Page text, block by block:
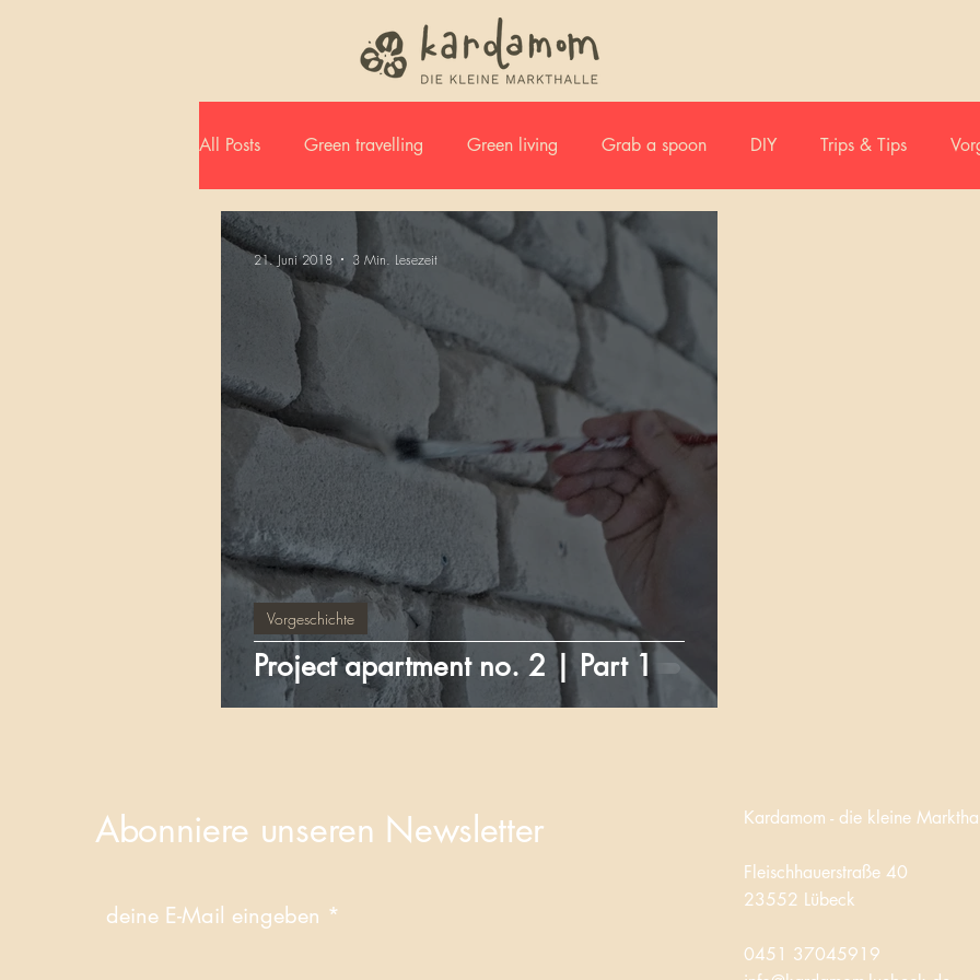
All Posts Green travelling Green living Grab a spoon DIY Trips & Tips
Jahreszusammenfassung
Project apartment no. 2 | Part 1
Vorgeschichte
21. Juni 2018 3 Min. Lesezeit
Abonniere unseren Newsletter
deine E-Mail eingeben
Kardamom - die kleine
Fleischhauerstraße 40
23552 Lübeck
0451 37045919